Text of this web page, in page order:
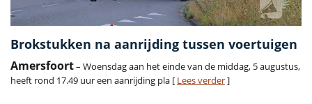
Brokstukken na aanrijding tussen voertuigen
Amersfoort– Woensdag aan het einde van de middag, 5 augustus,
heeft rond 17.49 uur een aanrijding pla [ Lees verder]